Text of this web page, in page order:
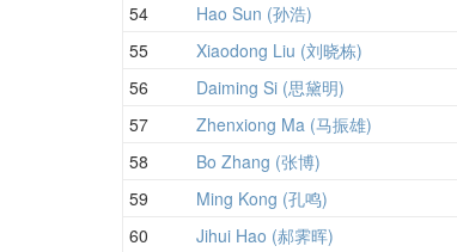
54 Hao Sun (孙浩)
55 Xiaodong Liu (刘晓栋)
56 Daiming Si (思黛明)
57 Zhenxiong Ma (马振雄)
58 Bo Zhang (张博)
59 Ming Kong (孔鸣)
60 Jihui Hao (郝霁晖)